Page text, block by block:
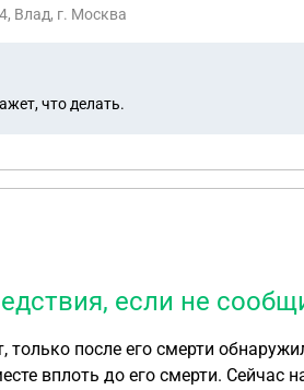
Влад, г. Москва
что делать.
если не
только после его смерти
вплоть до его смерти.